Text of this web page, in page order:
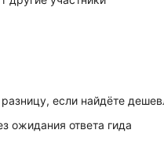
если найдёте
ожидания ответа гида